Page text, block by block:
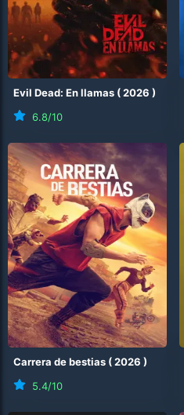
Evil Dead: En llamas (2026 )
6.8/10
Carrera de bestias (2026 )
5.4/10